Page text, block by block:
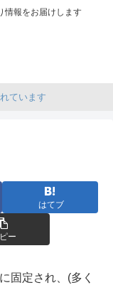
情報をお届けします
ています
はてブ
ー
固定され、(多く